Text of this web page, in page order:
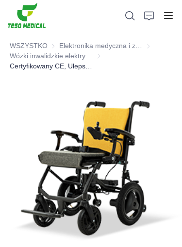
WSZYSTKO
Elektronika
Wózki inwalidzkie elektryczne
Wiadomości i przypadki współpracy
Bazy produkcyjne i procesy
Wsparcie